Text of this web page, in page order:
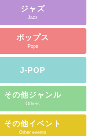
ジャズ
Jazz
ポップス
Pops
J-POP
その他ジャンル
Others
その他イベント
Other events